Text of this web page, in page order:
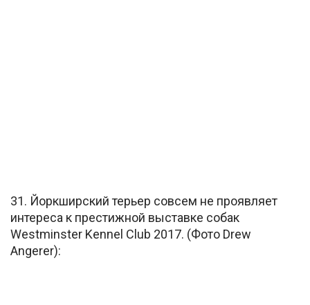
31. Йоркширский терьер совсем не проявляет
интереса к престижной выставке собак
Westminster Kennel Club 2017. (Фото Drew
Angerer):